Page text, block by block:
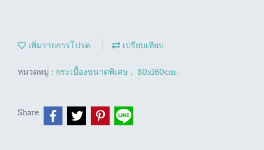
เพิ่มรายการโปรด เปรียบเทียบ
หมวดหมู่ : กระเบื้องขนาดพิเศษ , 80x160cm.
Share